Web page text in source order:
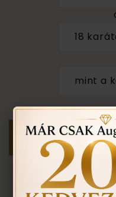
18
mint a
Személyes
Király u. 1/b címen